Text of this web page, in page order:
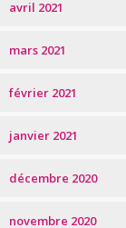
avril 2021
mars 2021
février 2021
janvier 2021
décembre 2020
novembre 2020